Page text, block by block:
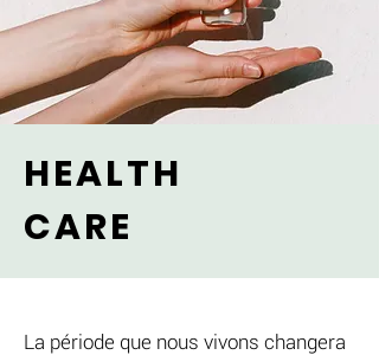
HEALTH
CARE
La période que nous vivons changera